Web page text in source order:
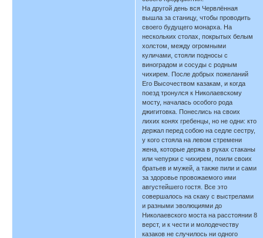
На другой день вся Червлённая
вышла за станицу, чтобы проводить
своего будущего монарха. На
нескольких столах, покрытых белым
холстом, между огромными
куличами, стояли подносы с
виноградом и сосуды с родным
чихирем. После добрых пожеланий
Его Высочеством казакам, и когда
поезд тронулся к Николаевскому
мосту, началась особого рода
джигитовка. Понеслись на своих
лихих конях гребенцы, но не одни: кто
держал перед собою на седле сестру,
у кого стояла на левом стремени
жена, которые держа в руках стаканы
или чепурки с чихирем, поили своих
братьев и мужей, а также пили и сами
за здоровье провожаемого ими
августейшего гостя. Все это
совершалось на скаку с выстрелами
и разными эволюциями до
Николаевского моста на расстоянии 8
верст, и к чести и молодечеству
казаков не случилось ни одного